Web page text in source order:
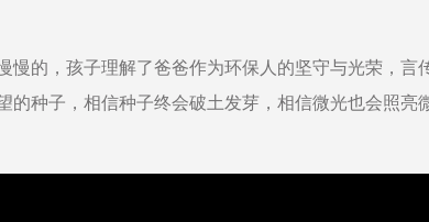
的，孩子理解了爸爸作为环保人的坚守与光荣，言
种子，相信种子终会破土发芽，相信微光也会照亮